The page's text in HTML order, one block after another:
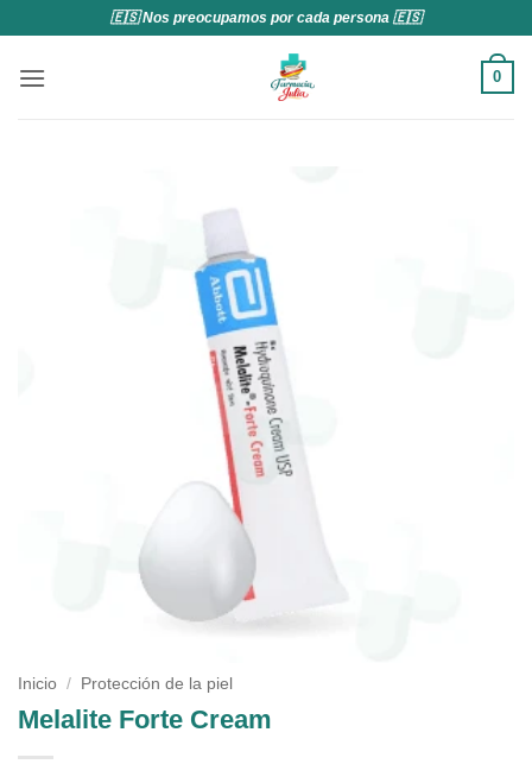
contenido
🇪🇸 Nos preocupamos por cada persona 🇪🇸
0
Inicio / Protección de la piel
Melalite Forte Cream